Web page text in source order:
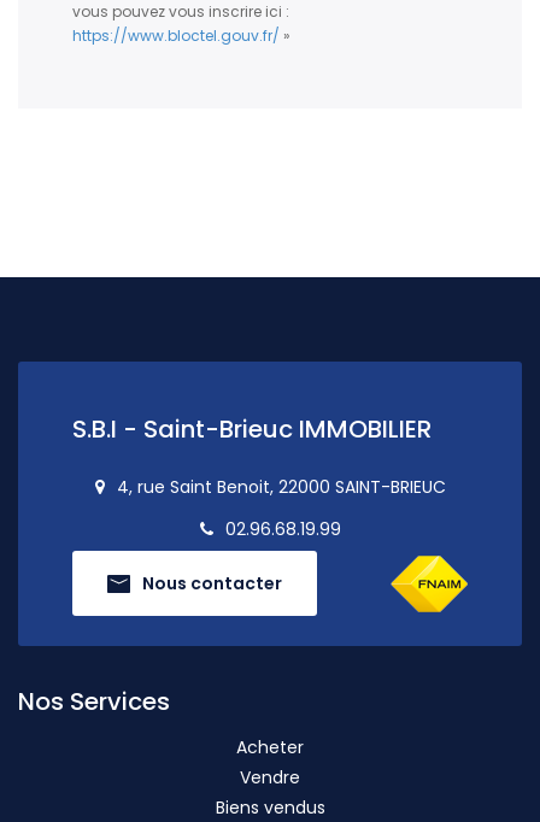
vous pouvez vous inscrire ici :
https://www.bloctel.gouv.fr/ »
S.B.I - Saint-Brieuc IMMOBILIER
4, rue Saint Benoit, 22000 SAINT-BRIEUC
02.96.68.19.99
Nous contacter
Nos Services
Acheter
Vendre
Biens vendus